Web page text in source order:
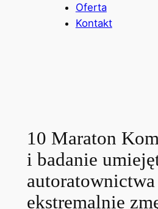
Oferta
Kontakt
10 Maraton
i badanie
autoratownictwa
ekstremalnie